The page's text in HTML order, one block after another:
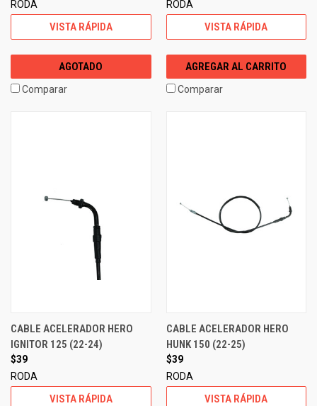
RODA
VISTA RÁPIDA
AGOTADO
Comparar
RODA
VISTA RÁPIDA
AGREGAR AL CARRITO
Comparar
CABLE ACELERADOR HERO
IGNITOR 125 (22-24)
$39
RODA
VISTA RÁPIDA
CABLE ACELERADOR HERO
HUNK 150 (22-25)
$39
RODA
VISTA RÁPIDA